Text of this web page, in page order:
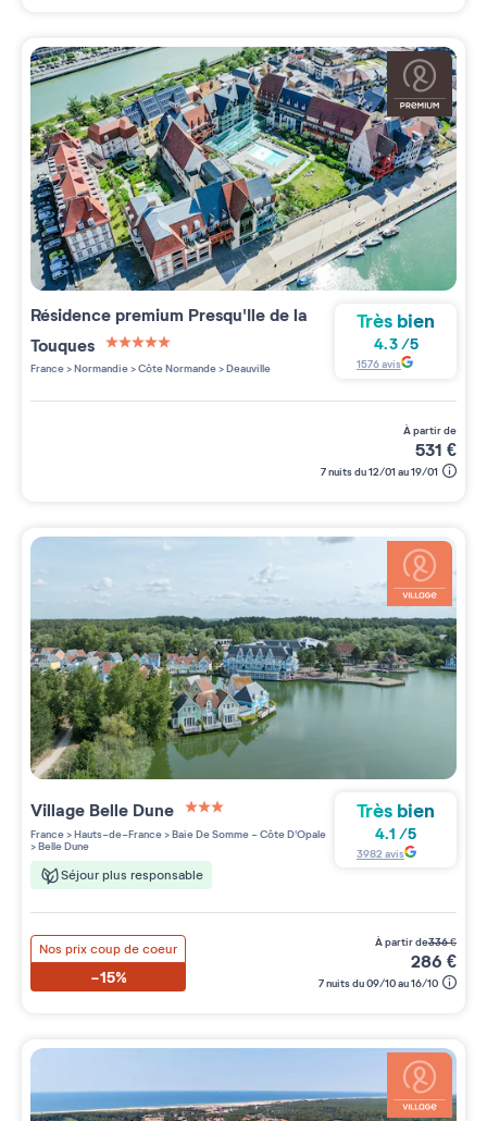
Résidence premium Presqu'Ile de la
Touques
5 étoiles sur 5
France>Normandie>Côte Normande>Deauville
Très bien
4.3/5
1576avis
à partir de
531 €
7 nuits du 12/01 au 19/01
Village Belle Dune
3 étoiles sur 5
France>Hauts-de-France>Baie De Somme - Côte D'Opale
>Belle Dune
Séjour plus responsable
Très bien
4.1 /5
3982 avis
Nos prix coup de coeur
-15%
à partir de336€
286 €
7 nuits du 09/10 au 16/10